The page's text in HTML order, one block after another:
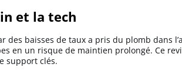
et la tech
des baisses de taux a pris du plomb dans
en un risque de maintien prolongé. Ce
support clés.